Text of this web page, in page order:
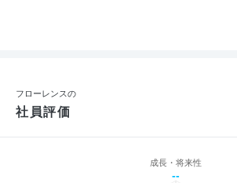
フローレンスの
社員評価
成長・将来性
--